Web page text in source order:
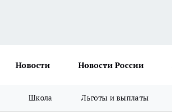
Новости Новости России
Школа Льготы и выплаты